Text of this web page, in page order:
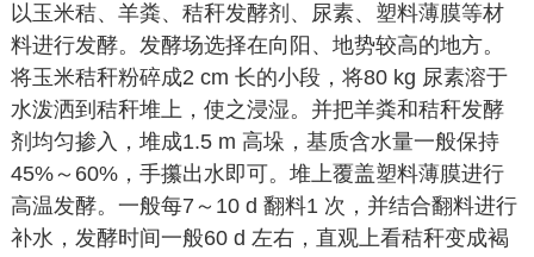
以玉米秸、羊粪、秸秆发酵剂、尿素、塑料薄膜等材
料进行发酵。发酵场选择在向阳、地势较高的地方。
将玉米秸秆粉碎成2 cm 长的小段，将80 kg 尿素溶于
水泼洒到秸秆堆上，使之浸湿。并把羊粪和秸秆发酵
剂均匀掺入，堆成1.5 m 高垛，基质含水量一般保持
45%～60%，手攥出水即可。堆上覆盖塑料薄膜进行
高温发酵。一般每7～10 d 翻料1 次，并结合翻料进行
补水，发酵时间一般60 d 左右，直观上看秸秆变成褐